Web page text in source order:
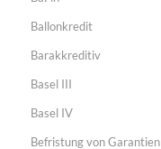
Ballonkredit
Barakkreditiv
Basel III
Basel IV
Befristung von Garantien